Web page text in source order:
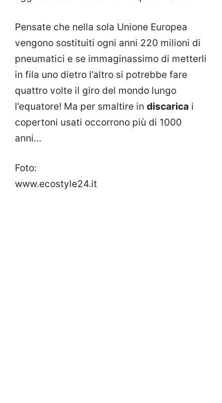
Pensate che nella sola Unione Europea
vengono sostituiti ogni anni 220 milioni di
pneumatici e se immaginassimo di metterli
in fila uno dietro l’altro si potrebbe fare
quattro volte il giro del mondo lungo
l’equatore! Ma per smaltire in discarica i
copertoni usati occorrono più di 1000
anni…
Foto:
www.ecostyle24.it